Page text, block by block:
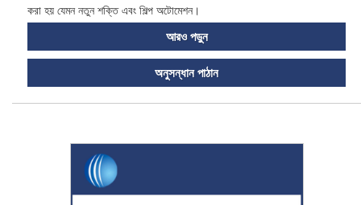
করা হয় যেমন নতুন শক্তি এবং শিল্প অটোমেশন।
আরও পড়ুন
অনুসন্ধান পাঠান